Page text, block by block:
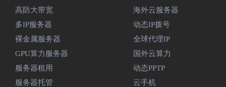
高防大带宽
多IP服务器
裸金属服务器
GPU算力服务器
服务器租用
服务器托管
海外云服务器
动态IP拨号
全球代理IP
国外云算力
动态PPTP
云手机